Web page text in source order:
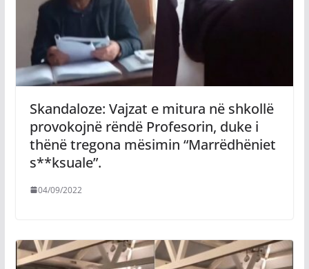
Skandaloze: Vajzat e mitura në shkollë
provokojnë rëndë Profesorin, duke i
thënë tregona mësimin “Marrëdhëniet
s**ksuale”.
04/09/2022